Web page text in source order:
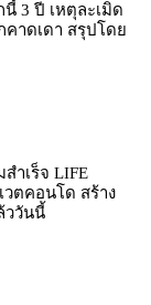
3 ปี เหตุละเมิด
คาดเดา สรุปโดย
ำเร็จ LIFE
วตคอนโด สร้าง
ววันนี้